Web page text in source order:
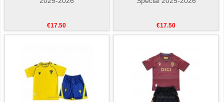
€17.50 €17.50